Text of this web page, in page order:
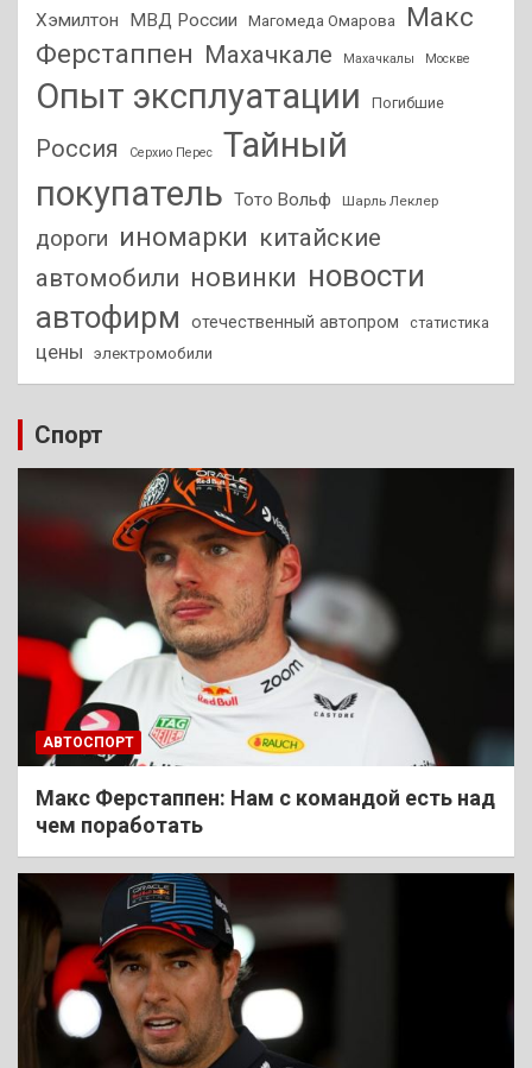
Хэмилтон
МВД России Магомеда Омарова
Макс
Ферстаппен Махачкале Махачкалы Москве
Опыт эксплуатации Погибшие
Россия Серхио Перес
Тайный
покупатель Тото Вольф Шарль Леклер
дороги иномарки китайские
автомобили новинки новости
автофирм
отечественный автопром статистика
цены электромобили
Спорт
АВТОСПОРТ
Макс Ферстаппен: Нам с командой есть над
чем поработать